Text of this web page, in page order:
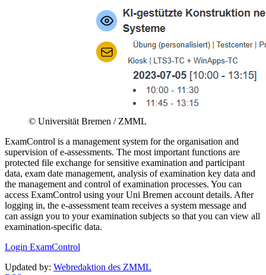
© Universität Bremen / ZMML
ExamControl is a management system for the organisation and
supervision of e-assessments. The most important functions are
protected file exchange for sensitive examination and participant
data, exam date management, analysis of examination key data and
the management and control of examination processes. You can
access ExamControl using your Uni Bremen account details. After
logging in, the e-assessment team receives a system message and
can assign you to your examination subjects so that you can view all
examination-specific data.
Login ExamControl
Updated by: Webredaktion des ZMML